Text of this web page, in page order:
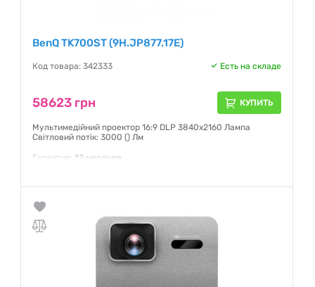
BenQ TK700ST (9H.JP877.17E)
Код товара: 342333 Есть на складе
58623 грн КУПИТЬ
Мультимедійний проектор 16:9 DLP 3840х2160 Лампа
Світловий потік: 3000 () Лм
Гарантия: 12 месяцев